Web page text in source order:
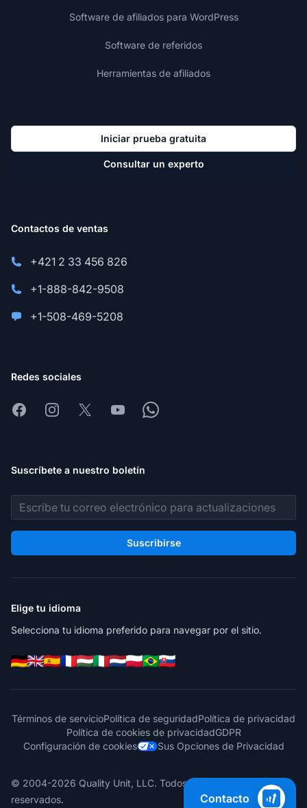
Software de afiliados para WordPress
Software de referidos
Herramientas de afiliados
Iniciar prueba gratuita
Consultar un experto
Contactos de ventas
+421 2 33 456 826
+1-888-842-9508
+1-508-469-5208
Redes sociales
FacebookInstagram
X YoutubeWhatsapp
Suscríbete a nuestro boletín
Dirección de correo electrónico
Suscribirse
Elige tu idioma
Selecciona tu idioma preferido para navegar por el sitio.
Términos de servicioPolítica de seguridadPolítica de privacidad
Política de cookies de privacidadGDPR
Configuración de cookies
Sus Opciones de Privacidad
© 2004-2026 Quality Unit, LLC. Todos los derechos
reservados.
Contacto